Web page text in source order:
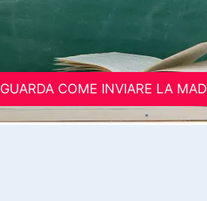
GUARDA COME INVIARE LA MAD